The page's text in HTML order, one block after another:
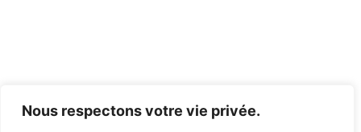
Nous respectons votre vie privée.